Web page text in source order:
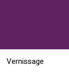
Vernissage